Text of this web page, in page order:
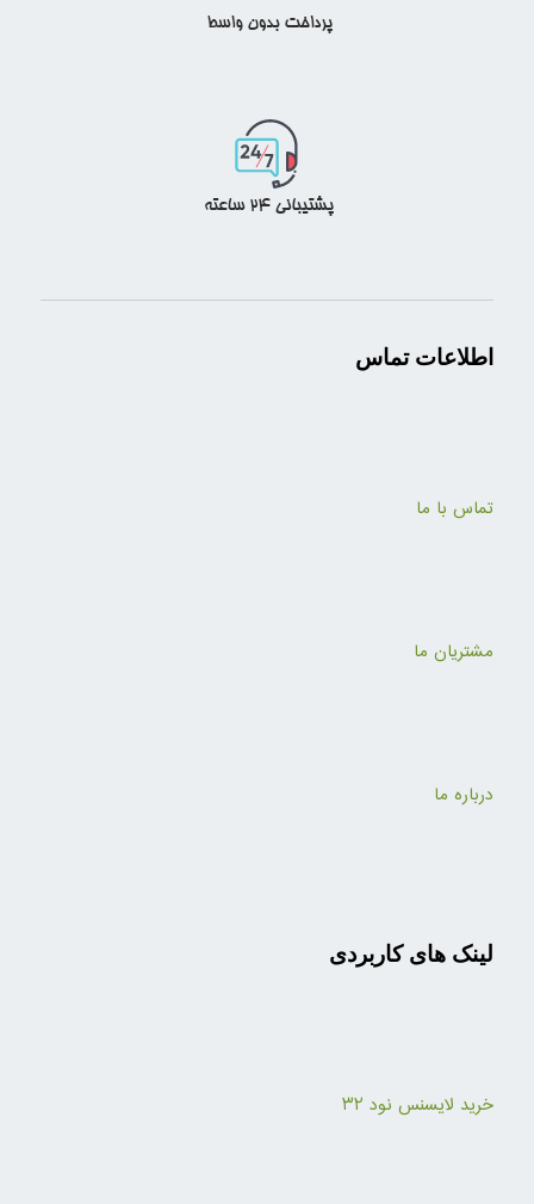
اطلاعات تماس
تماس با ما
مشتریان ما
درباره ما
لینک های کاربردی
خرید لایسنس نود ۳۲